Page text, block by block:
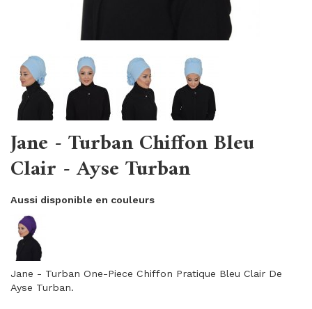
Jane - Turban Chiffon Bleu
Clair - Ayse Turban
Aussi disponible en couleurs
Jane - Turban One-Piece Chiffon Pratique Bleu Clair De
Ayse Turban.